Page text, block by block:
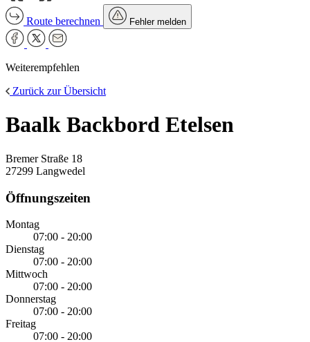
Route berechnen Fehler melden
Weiterempfehlen
Zurück zur Übersicht
Baalk Backbord Etelsen
Bremer Straße 18
27299 Langwedel
Öffnungszeiten
Montag
07:00 - 20:00
Dienstag
07:00 - 20:00
Mittwoch
07:00 - 20:00
Donnerstag
07:00 - 20:00
Freitag
07:00 - 20:00